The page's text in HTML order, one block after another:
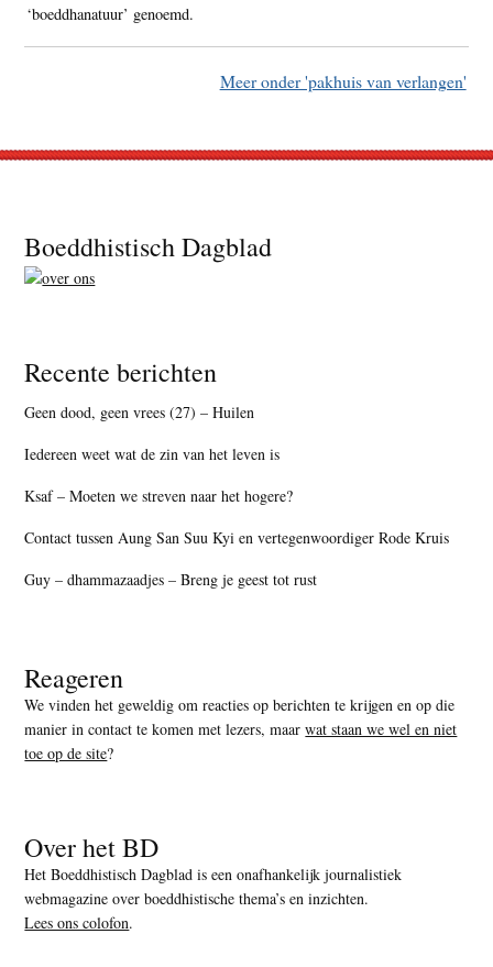
‘boeddhanatuur’ genoemd.
Meer onder 'pakhuis van verlangen'
Footer
Boeddhistisch Dagblad
Recente berichten
Geen dood, geen vrees (27) – Huilen
Iedereen weet wat de zin van het leven is
Ksaf – Moeten we streven naar het hogere?
Contact tussen Aung San Suu Kyi en vertegenwoordiger Rode Kruis
Guy – dhammazaadjes – Breng je geest tot rust
Reageren
We vinden het geweldig om reacties op berichten te krijgen en op die
manier in contact te komen met lezers, maarwat staan we wel en niet
toe op de site?
Over het BD
Het Boeddhistisch Dagblad is een onafhankelijk journalistiek
webmagazine over boeddhistische thema’s en inzichten.
Lees ons colofon.